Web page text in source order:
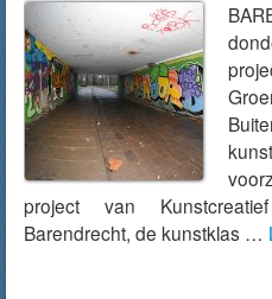
project van
Barendrecht, de kunstklas …